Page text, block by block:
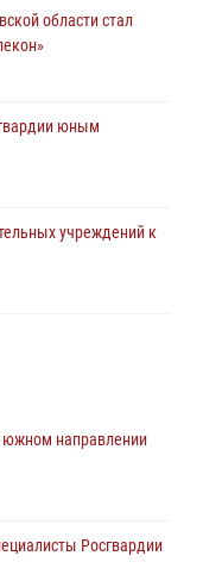
области стал
юным
учреждений к
Дня
области
южном направлении
Росгвардии